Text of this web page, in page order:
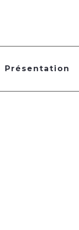
Présentation